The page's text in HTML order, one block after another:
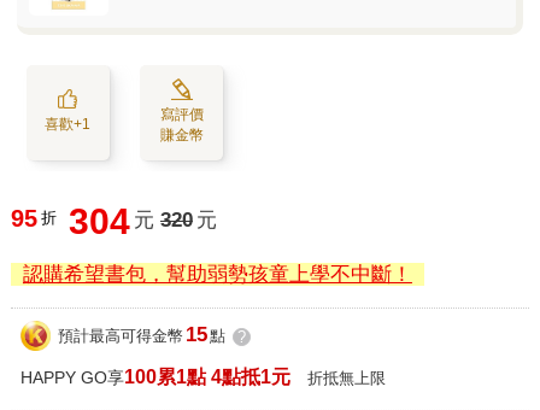
喜歡+1
寫評價
賺金幣
95 折 304 元 320 元
認購希望書包，幫助弱勢孩童上學不中斷！
預計最高可得金幣 15點 ?
HAPPY GO享100累1點 4點抵1元 折抵無上限